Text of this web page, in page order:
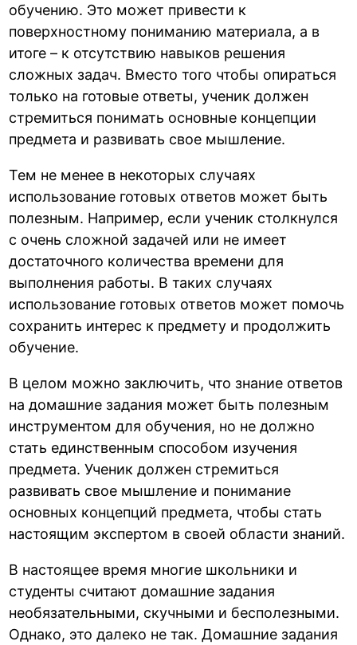
обучению. Это может привести к
поверхностному пониманию материала, а в
итоге – к отсутствию навыков решения
сложных задач. Вместо того чтобы опираться
только на готовые ответы, ученик должен
стремиться понимать основные концепции
предмета и развивать свое мышление.
Тем не менее в некоторых случаях
использование готовых ответов может быть
полезным. Например, если ученик столкнулся
с очень сложной задачей или не имеет
достаточного количества времени для
выполнения работы. В таких случаях
использование готовых ответов может помочь
сохранить интерес к предмету и продолжить
обучение.
В целом можно заключить, что знание ответов
на домашние задания может быть полезным
инструментом для обучения, но не должно
стать единственным способом изучения
предмета. Ученик должен стремиться
развивать свое мышление и понимание
основных концепций предмета, чтобы стать
настоящим экспертом в своей области знаний.
В настоящее время многие школьники и
студенты считают домашние задания
необязательными, скучными и бесполезными.
Однако, это далеко не так. Домашние задания